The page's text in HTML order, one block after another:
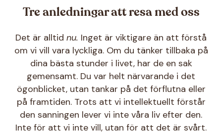
Tre anledningar att resa med oss
Det är alltid nu. Inget är viktigare än att förstå
om vi vill vara lyckliga. Om du tänker tillbaka på
dina bästa stunder i livet, har de en sak
gemensamt. Du var helt närvarande i det
ögonblicket, utan tankar på det förflutna eller
på framtiden. Trots att vi intellektuellt förstår
den sanningen lever vi inte våra liv efter den.
Inte för att vi inte vill, utan för att det är svårt.